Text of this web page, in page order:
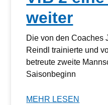
weiter
Die von den Coaches
Reindl trainierte und
betreute zweite
Saisonbeginn
MEHR LESEN